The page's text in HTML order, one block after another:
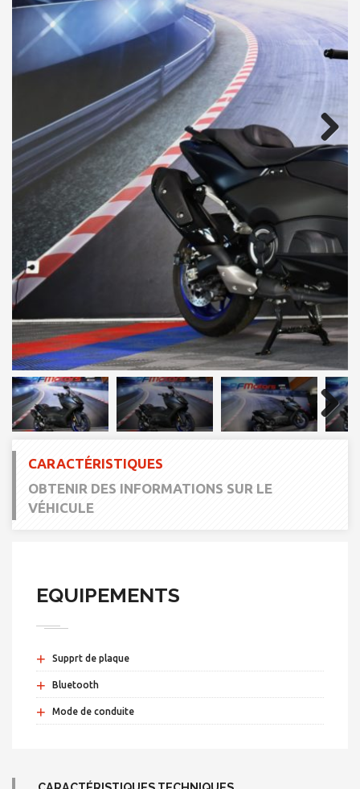
Next
Next
CARACTÉRISTIQUES
OBTENIR DES INFORMATIONS SUR LE
VÉHICULE
EQUIPEMENTS
+ Supprt de plaque
+ Bluetooth
+ Mode de conduite